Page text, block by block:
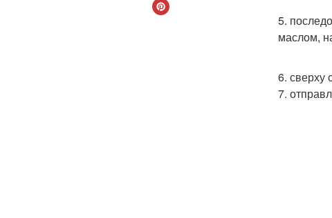
5.
маслом,
6. сверху
7.